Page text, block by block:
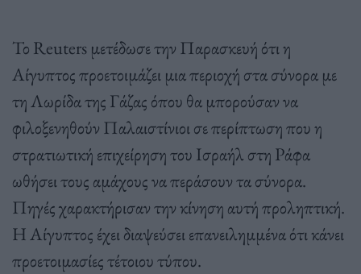
Το Reuters μετέδωσε την Παρασκευή ότι η
Αίγυπτος προετοιμάζει μια περιοχή στα σύνορα με
τη Λωρίδα της Γάζας όπου θα μπορούσαν να
φιλοξενηθούν Παλαιστίνιοι σε περίπτωση που η
στρατιωτική επιχείρηση του Ισραήλ στη Ράφα
ωθήσει τους αμάχους να περάσουν τα σύνορα.
Πηγές χαρακτήρισαν την κίνηση αυτή προληπτική.
Η Αίγυπτος έχει διαψεύσει επανειλημμένα ότι κάνει
προετοιμασίες τέτοιου τύπου.